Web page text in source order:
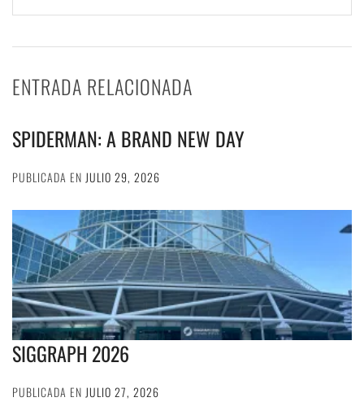
ENTRADA RELACIONADA
SPIDERMAN: A BRAND NEW DAY
PUBLICADA EN JULIO 29, 2026
SIGGRAPH 2026
PUBLICADA EN JULIO 27, 2026